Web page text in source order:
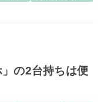
」の2台持ちは便